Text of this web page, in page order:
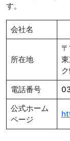
す。
会社名
所在地
電話番号
公式ホーム
ページ